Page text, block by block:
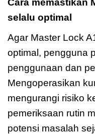
Cara memastikan
selalu optimal
Agar Master Lock
optimal, pengguna
penggunaan dan
Mengoperasikan
mengurangi risiko
pemeriksaan rutin
potensi masalah